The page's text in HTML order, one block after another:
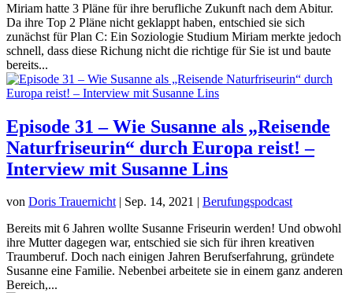
Miriam hatte 3 Pläne für ihre berufliche Zukunft nach dem Abitur.
Da ihre Top 2 Pläne nicht geklappt haben, entschied sie sich
zunächst für Plan C: Ein Soziologie Studium Miriam merkte jedoch
schnell, dass diese Richung nicht die richtige für Sie ist und baute
bereits...
Episode 31 – Wie Susanne als „Reisende
Naturfriseurin“ durch Europa reist! –
Interview mit Susanne Lins
von Doris Trauernicht| Sep. 14, 2021 | Berufungspodcast
Bereits mit 6 Jahren wollte Susanne Friseurin werden! Und obwohl
ihre Mutter dagegen war, entschied sie sich für ihren kreativen
Traumberuf. Doch nach einigen Jahren Berufserfahrung, gründete
Susanne eine Familie. Nebenbei arbeitete sie in einem ganz anderen
Bereich,...